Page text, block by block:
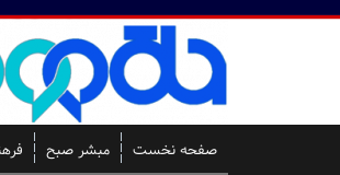
صفحه نخست مبشر صبح